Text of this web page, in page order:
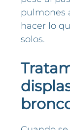
pulmones
hacer lo
solos.